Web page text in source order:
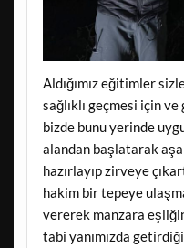
Aldığımız eğitimler
sağlıklı geçmesi için
bizde bunu yerinde
alandan başlatarak
hazırlayıp zirveye
hakim bir tepeye
vererek manzara
tabi yanımızda